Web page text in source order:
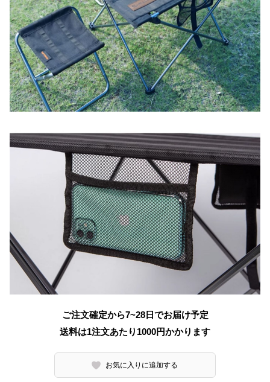
ご注文確定から7~28日でお届け予定
送料は1注文あたり 1000円かかります
お気に入りに追加する